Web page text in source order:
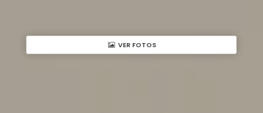
VER FOTOS